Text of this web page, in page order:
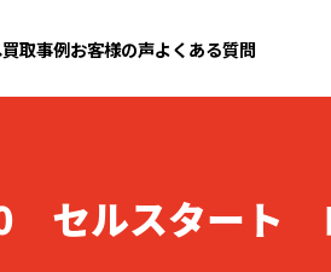
買取事例お客様の声よくある質問
ルスタート